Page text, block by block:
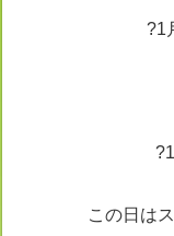
?1
この日は